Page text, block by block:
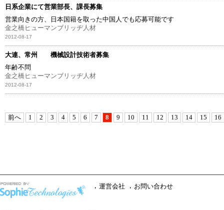
日系企業にて営業部長、課長募集
営業向きの方、日本国籍を取った中国人でも応募可能です
金之橋ヒューマンブリッヂ人材
2012-08-17
大連、常州 機械設計技術者募集
年齢不問
金之橋ヒューマンブリッヂ人材
2012-08-17
前へ 1 2 3 4 5 6 7 8 9 10 11 12 13 14 15 16
運営会社 お問い合わせ